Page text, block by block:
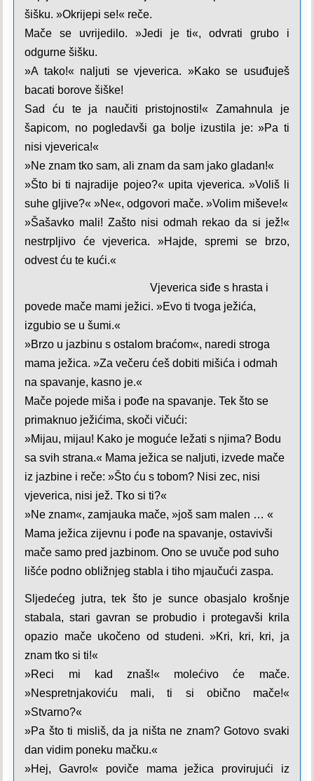
šišku. »Okrijepi se!« reče.
Mače se uvrijedilo. »Jedi je ti«, odvrati grubo i
odgurne šišku.
»A tako!« naljuti se vjeverica. »Kako se usuđuješ
bacati borove šiške!
Sad ću te ja naučiti pristojnosti!« Zamahnula je
šapicom, no pogledavši ga bolje izustila je: »Pa ti
nisi vjeverica!«
»Ne znam tko sam, ali znam da sam jako gladan!«
»Što bi ti najradije pojeo?« upita vjeverica. »Voliš li
suhe gljive?« »Ne«, odgovori mače. »Volim miševe!«
»Šašavko mali! Zašto nisi odmah rekao da si jež!«
nestrpljivo će vje­verica. »Hajde, spremi se brzo,
odvest ću te kući.«
Vjeverica siđe s hrasta i
povede mače mami ježici. »Evo ti tvoga ježića,
izgubio se u šumi.«
»Brzo u jazbinu s ostalom braćom«, naredi stroga
mama ježica. »Za večeru ćeš dobiti mišića i odmah
na spavanje, kasno je.«
Mače pojede miša i pođe na spavanje. Tek što se
primaknuo ježićima, skoči vičući:
»Mijau, mijau! Kako je moguće ležati s njima? Bodu
sa svih strana.« Mama ježica se naljuti, izvede mače
iz jazbine i reče: »Što ću s to­bom? Nisi zec, nisi
vjeverica, nisi jež. Tko si ti?«
»Ne znam«, zamjauka mače, »još sam malen … «
Mama ježica zijevnu i pođe na spavanje, ostavivši
mače samo pred jazbinom. Ono se uvuče pod suho
lišće podno obližnjeg stabla i tiho mjaučući zaspa.
Sljedećeg jutra, tek što je sunce obasjalo krošnje
stabala, stari gavran se probudio i protegavši krila
opazio mače ukočeno od studeni. »Kri, kri, kri, ja
znam tko si ti!«
»Reci mi kad znaš!« molećivo će mače.
»Nespretnjakoviću mali, ti si obično mače!«
»Stvarno?«
»Pa što ti misliš, da ja ništa ne znam? Gotovo svaki
dan vidim poneku mačku.«
»Hej, Gavro!« poviče mama ježica provirujući iz